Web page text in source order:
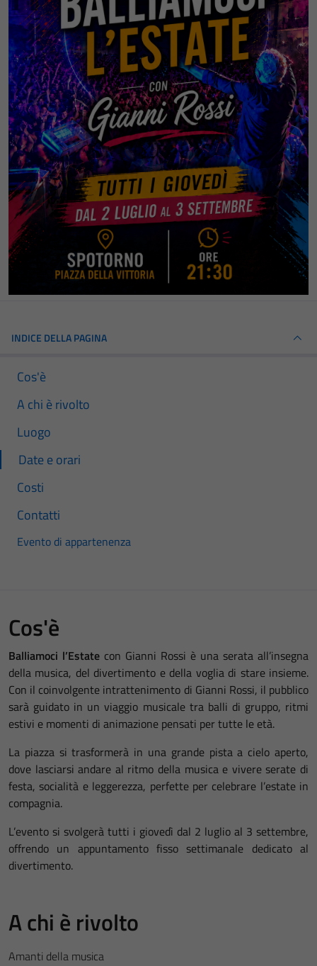
INDICE DELLA PAGINA
Cos'è
A chi è rivolto
Luogo
Date e orari
Costi
Contatti
Evento di appartenenza
Cos'è
Balliamoci l’Estate con Gianni Rossi è una serata all’insegna
della musica, del divertimento e della voglia di stare insieme.
Con il coinvolgente intrattenimento di Gianni Rossi, il pubblico
sarà guidato in un viaggio musicale tra balli di gruppo, ritmi
estivi e momenti di animazione pensati per tutte le età.
La piazza si trasformerà in una grande pista a cielo aperto,
dove lasciarsi andare al ritmo della musica e vivere serate di
festa, socialità e leggerezza, perfette per celebrare l’estate in
compagnia.
L’evento si svolgerà tutti i giovedì dal 2 luglio al 3 settembre,
offrendo un appuntamento fisso settimanale dedicato al
divertimento.
A chi è rivolto
Amanti della musica